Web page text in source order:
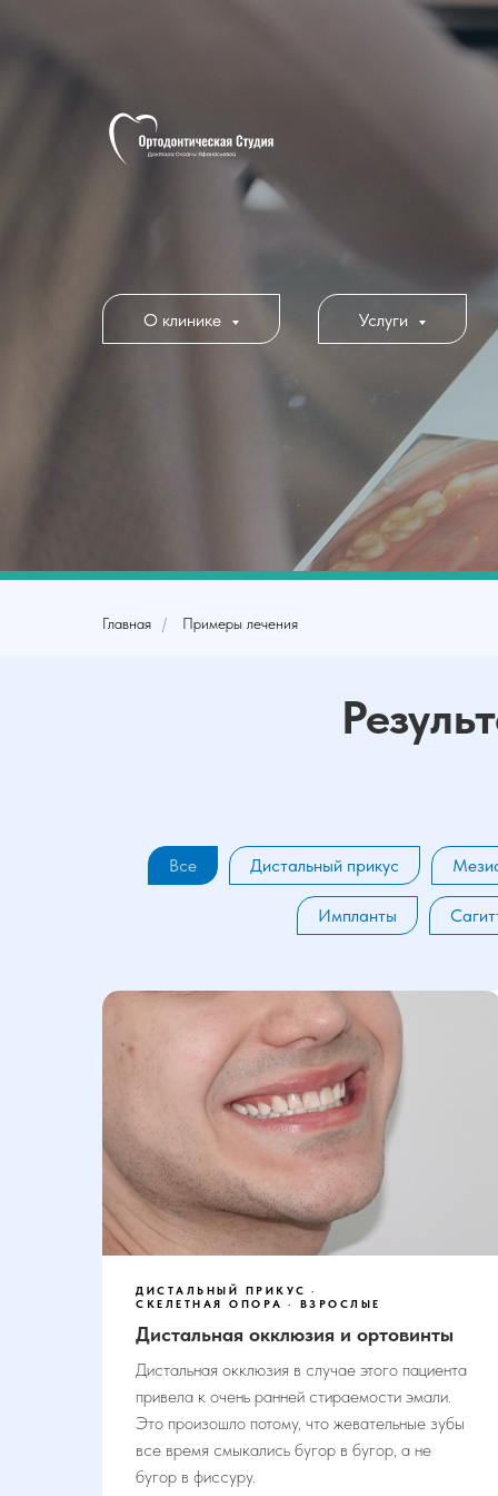
О клинике Услуги
Главная / Примеры лечения
Все Дистальный прикус
Импланты
ДИСТАЛЬНЫЙ ПРИКУС
СКЕЛЕТНАЯ ОПОРА
ВЗРОСЛЫЕ
Дистальная окклюзия и ортовинты
Дистальная окклюзия в случае этого пациента
привела к очень ранней стираемости эмали.
Это произошло потому, что жевательные зубы
все время смыкались бугор в бугор, а не
бугор в фиссуру.